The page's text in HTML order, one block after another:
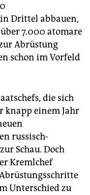
Drittel abbauen,
7.000 atomare
Abrüstung
schon im Vorfeld
die sich
knapp einem Jahr
russisch-
Schau. Doch
Kremlchef
Unterschied zu